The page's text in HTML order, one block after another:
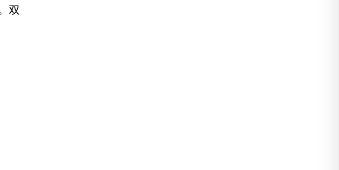
双